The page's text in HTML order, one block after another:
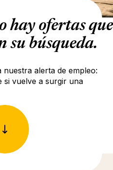
hay ofertas que
su búsqueda.
nuestra alerta de empleo:
si vuelve a surgir una